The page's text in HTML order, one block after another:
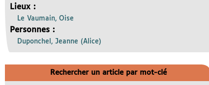
Lieux :
Le Vaumain, Oise
Personnes :
Duponchel, Jeanne (Alice)
Rechercher un article par mot-clé